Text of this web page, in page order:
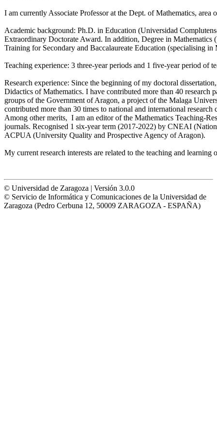
I am currently Associate Professor at the Dept. of Mathematics,
Academic background: Ph.D. in Education (Universidad
Extraordinary Doctorate Award. In addition, Degree in Mathematics
Training for Secondary and Baccalaureate Education (specialising in
Teaching experience: 3 three-year periods and 1 five-year period of
Research experience: Since the beginning of my doctoral
Didactics of Mathematics. I have contributed more than 40 research
groups of the Government of Aragon, a project of the Malaga
contributed more than 30 times to national and international
Among other merits, I am an editor of the Mathematics Teaching-
journals. Recognised 1 six-year term (2017-2022) by CNEAI
ACPUA (University Quality and Prospective Agency of Aragon).
My current research interests are related to the teaching and
© Universidad de Zaragoza | Versión 3.0.0
© Servicio de Informática y Comunicaciones de la Universidad de
Zaragoza (Pedro Cerbuna 12, 50009 ZARAGOZA - ESPAÑA)